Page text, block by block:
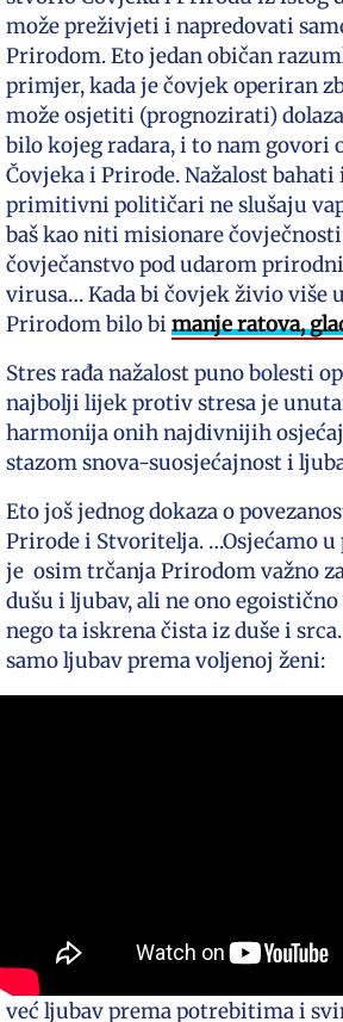
može preživjeti i napredovati
Prirodom. Eto jedan običan
primjer, kada je čovjek operiran
može osjetiti (prognozirati)
bilo kojeg radara, i to nam govori
Čovjeka i Prirode. Nažalost
primitivni političari ne slušaju
baš kao niti misionare
čovječanstvo pod udarom
virusa… Kada bi čovjek živio više
Prirodom bilo bi manje ratova,
Stres rađa nažalost puno bolesti
najbolji lijek protiv stresa je
harmonija onih najdivnijih
stazom snova-suosjećajnost i
Eto još jednog dokaza o
Prirode i Stvoritelja. …Osjećamo u
je osim trčanja Prirodom važno
dušu i ljubav, ali ne ono egoistično
nego ta iskrena čista iz duše i
samo ljubav prema voljenoj ženi:
već ljubav prema potrebitima i